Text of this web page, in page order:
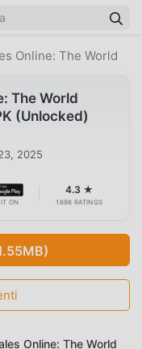
Online: The World
The World
(Unlocked)
2025
ON
4.3 ★
1698 RATINGS
Online: The World